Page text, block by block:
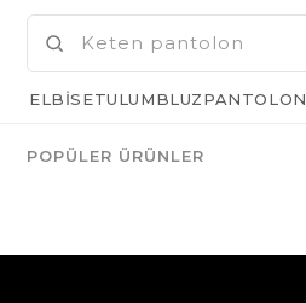
ELBISETULUMBLUZPANTOLON
POPÜLER ÜRÜNLER